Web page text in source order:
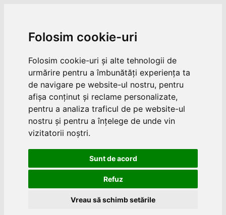
Folosim cookie-uri
Folosim cookie-uri și alte tehnologii de
urmărire pentru a îmbunătăți experiența ta
de navigare pe website-ul nostru, pentru
afișa conținut și reclame personalizate,
pentru a analiza traficul de pe website-ul
nostru și pentru a înțelege de unde vin
vizitatorii noștri.
Sunt de acord
Refuz
Vreau să schimb setările